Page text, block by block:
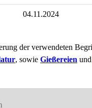
04.11.2024
der verwendeten
, sowie Gießereien und